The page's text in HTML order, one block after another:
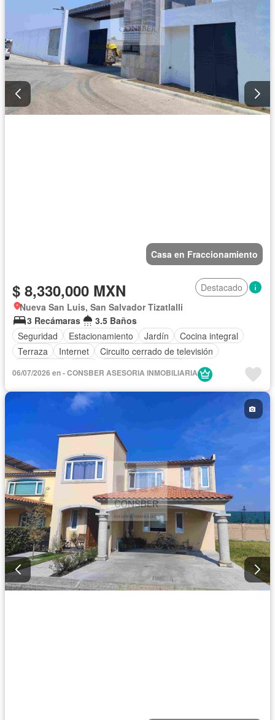
Casa en Fraccionamiento
$ 8,330,000 MXN
Destacado
Nueva San Luis, San Salvador Tizatlalli
3 Recámaras
3.5 Baños
Seguridad
Estacionamiento Jardín
Cocina integral
Terraza
Internet
Circuito cerrado de televisión
Cocina equipada
Sala polivalente
Wifi
Sin amueblar
06/07/2026 en - CONSBER ASESORIA INMOBILIARIA